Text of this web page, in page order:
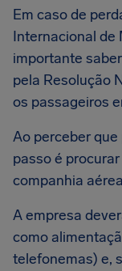
Em caso de
Internacional de
importante
pela Resolução
os passageiros
Ao perceber
passo é
companhia
A empresa
como
telefonemas) e,